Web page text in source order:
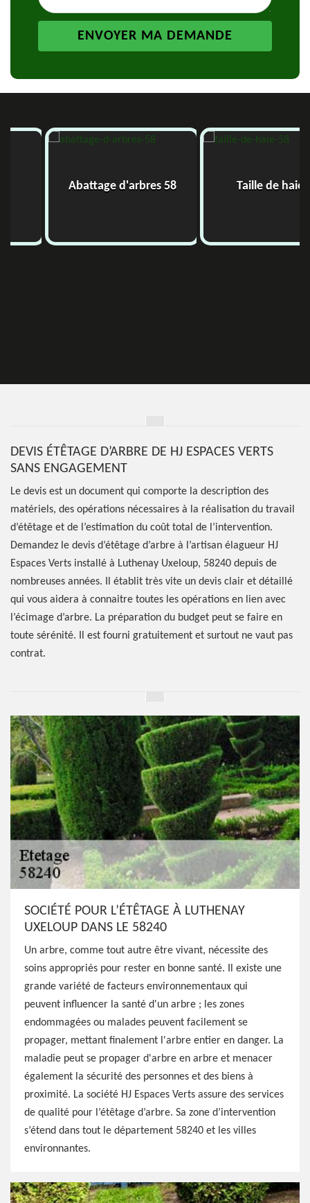
Abattage d'arbres 58 Taille de haie
DEVIS ÉTÊTAGE D’ARBRE DE HJ ESPACES VERTS
SANS ENGAGEMENT
Le devis est un document qui comporte la description des
matériels, des opérations nécessaires à la réalisation du travail
d’étêtage et de l’estimation du coût total de l’intervention.
Demandez le devis d’étêtage d’arbre à l’artisan élagueur HJ
Espaces Verts installé à Luthenay Uxeloup, 58240 depuis de
nombreuses années. Il établit très vite un devis clair et détaillé
qui vous aidera à connaitre toutes les opérations en lien avec
l’écimage d’arbre. La préparation du budget peut se faire en
toute sérénité. Il est fourni gratuitement et surtout ne vaut pas
contrat.
SOCIÉTÉ POUR L’ÉTÊTAGE À LUTHENAY
UXELOUP DANS LE 58240
Un arbre, comme tout autre être vivant, nécessite des
soins appropriés pour rester en bonne santé. Il existe une
grande variété de facteurs environnementaux qui
peuvent influencer la santé d'un arbre ; les zones
endommagées ou malades peuvent facilement se
propager, mettant finalement l'arbre entier en danger. La
maladie peut se propager d'arbre en arbre et menacer
également la sécurité des personnes et des biens à
proximité. La société HJ Espaces Verts assure des services
de qualité pour l’étêtage d’arbre. Sa zone d’intervention
s’étend dans tout le département 58240 et les villes
environnantes.